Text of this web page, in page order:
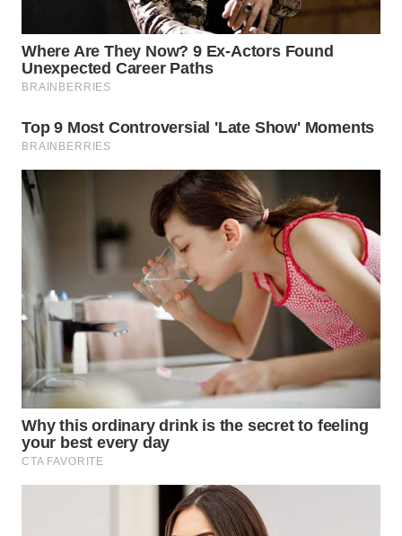
GORONTALO
WN
MALUKU
WN
DAIRI
WN
DANAU
TOBA
WN
NIAS